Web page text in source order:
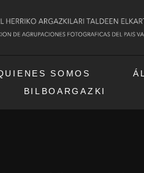
SOMOS
BILBOARGAZKI